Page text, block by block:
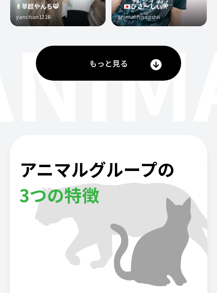
✌︎🐰超やんち🐯
yanchan1216
〽️ ひさ〜しぃ🎌〽️
animal.hisaashii
もっと見る
アニマルグループの
3つの特徴